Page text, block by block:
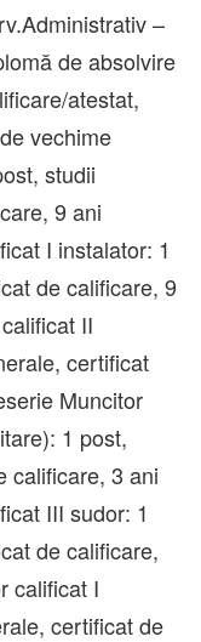
–
de absolvire
atestat,
vechime
studii
9 ani
I instalator: 1
de calificare, 9
II
certificat
Muncitor
1 post,
calificare, 3 ani
III sudor: 1
de calificare,
calificat I
certificat de